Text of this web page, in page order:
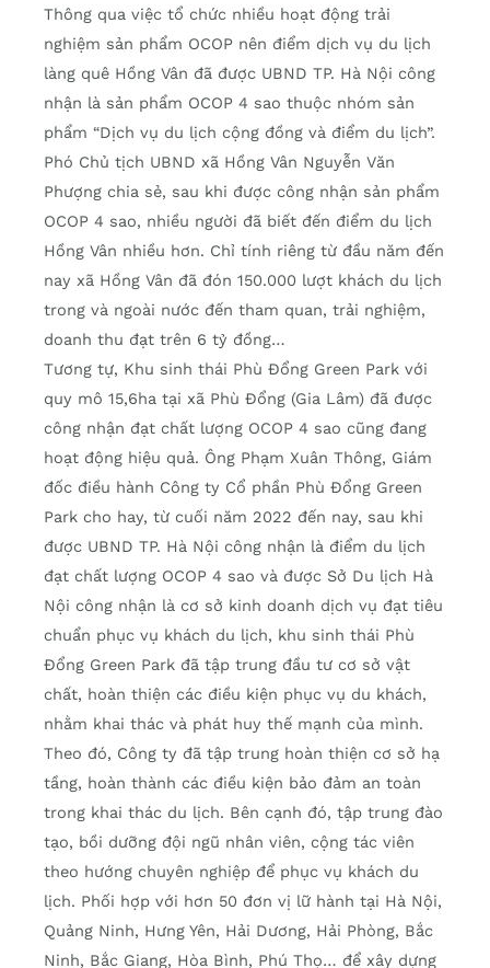
Thông qua việc tổ chức nhiều hoạt động trải
nghiệm sản phẩm OCOP nên điểm dịch vụ du lịch
làng quê Hồng Vân đã được UBND TP. Hà Nội công
nhận là sản phẩm OCOP 4 sao thuộc nhóm sản
phẩm “Dịch vụ du lịch cộng đồng và điểm du lịch”.
Phó Chủ tịch UBND xã Hồng Vân Nguyễn Văn
Phượng chia sẻ, sau khi được công nhận sản phẩm
OCOP 4 sao, nhiều người đã biết đến điểm du lịch
Hồng Vân nhiều hơn. Chỉ tính riêng từ đầu năm đến
nay xã Hồng Vân đã đón 150.000 lượt khách du lịch
trong và ngoài nước đến tham quan, trải nghiệm,
doanh thu đạt trên 6 tỷ đồng…
Tương tự, Khu sinh thái Phù Đổng Green Park với
quy mô 15,6ha tại xã Phù Đổng (Gia Lâm) đã được
công nhận đạt chất lượng OCOP 4 sao cũng đang
hoạt động hiệu quả. Ông Phạm Xuân Thông, Giám
đốc điều hành Công ty Cổ phần Phù Đổng Green
Park cho hay, từ cuối năm 2022 đến nay, sau khi
được UBND TP. Hà Nội công nhận là điểm du lịch
đạt chất lượng OCOP 4 sao và được Sở Du lịch Hà
Nội công nhận là cơ sở kinh doanh dịch vụ đạt tiêu
chuẩn phục vụ khách du lịch, khu sinh thái Phù
Đổng Green Park đã tập trung đầu tư cơ sở vật
chất, hoàn thiện các điều kiện phục vụ du khách,
nhằm khai thác và phát huy thế mạnh của mình.
Theo đó, Công ty đã tập trung hoàn thiện cơ sở hạ
tầng, hoàn thành các điều kiện bảo đảm an toàn
trong khai thác du lịch. Bên cạnh đó, tập trung đào
tạo, bồi dưỡng đội ngũ nhân viên, cộng tác viên
theo hướng chuyên nghiệp để phục vụ khách du
lịch. Phối hợp với hơn 50 đơn vị lữ hành tại Hà Nội,
Quảng Ninh, Hưng Yên, Hải Dương, Hải Phòng, Bắc
Ninh, Bắc Giang, Hòa Bình, Phú Thọ… để xây dựng